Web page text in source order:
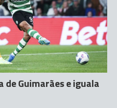
Guimarães e iguala